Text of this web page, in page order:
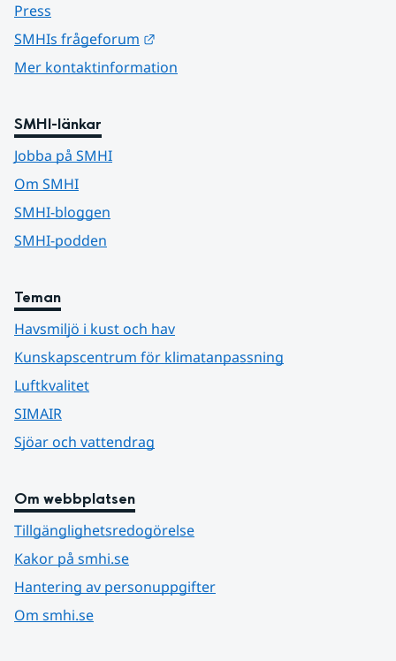
Press
SMHIs frågeforum
Mer kontaktinformation
SMHI-länkar
Jobba på SMHI
Om SMHI
SMHI-bloggen
SMHI-podden
Teman
Havsmiljö i kust och hav
Kunskapscentrum för klimatanpassning
Luftkvalitet
SIMAIR
Sjöar och vattendrag
Om webbplatsen
Tillgänglighetsredogörelse
Kakor på smhi.se
Hantering av personuppgifter
Om smhi.se